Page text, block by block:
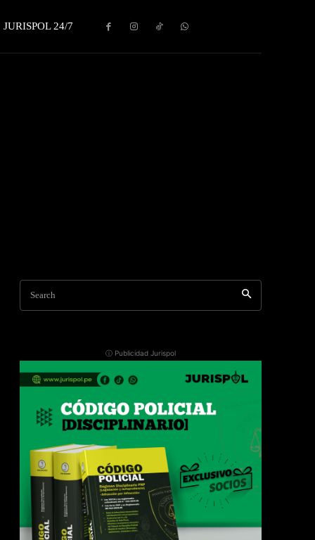
JURISPOL 24/7
Search
ⓘ Publicidad Jurispol